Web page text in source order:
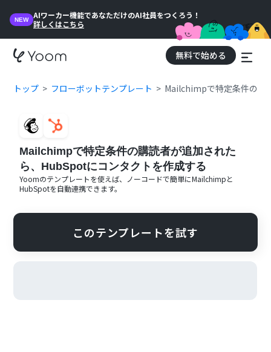
NEW
AIワーカー機能であなただけのAI社員をつくろう！
詳しくはこちら
無料で始める
トップ フローボットテンプレート Mailchimpで特定条件の購
Mailchimpで特定条件の購読者が追加された
ら、HubSpotにコンタクトを作成する
Yoomのテンプレートを使えば、ノーコードで簡単にMailchimpと
HubSpotを自動連携できます。
このテンプレートを試す